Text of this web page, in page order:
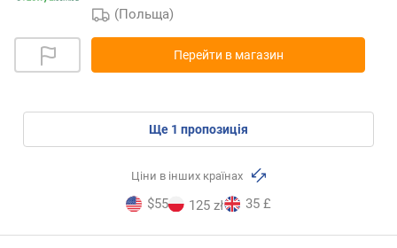
(Польща)
Перейти в магазин
ще 1 пропозиція
Ціни в інших країнах
$55 125 zł 35 £